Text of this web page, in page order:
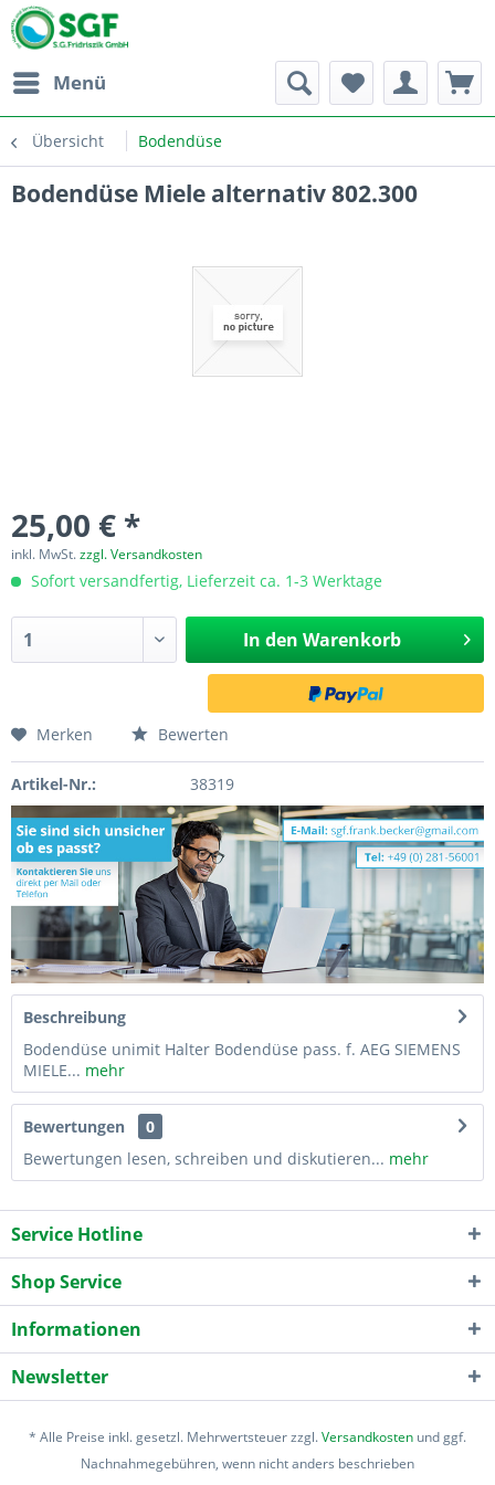
Menü
Übersicht Bodendüse
Bodendüse Miele alternativ 802.300
25,00 € *
inkl. MwSt.zzgl. Versandkosten
Sofort versandfertig, Lieferzeit ca. 1-3 Werktage
In den Warenkorb
Merken Bewerten
Artikel-Nr.: 38319
Beschreibung
Bodendüse unimit Halter Bodendüse pass. f. AEG SIEMENS
MIELE... mehr
Bewertungen
0
Bewertungen lesen, schreiben und diskutieren... mehr
Service Hotline
Shop Service
Informationen
Newsletter
* Alle Preise inkl. gesetzl. Mehrwertsteuer zzgl.Versandkosten und ggf.
Nachnahmegebühren, wenn nicht anders beschrieben